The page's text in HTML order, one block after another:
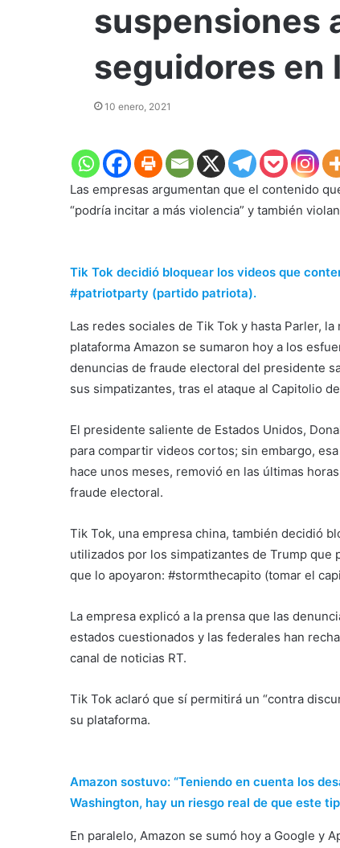
suspensiones
seguidores en
10 enero, 2021
Las empresas argumentan que el contenido
“podría incitar a más violencia” y también
Tik Tok decidió bloquear los videos que
#patriotparty (partido patriota).
Las redes sociales de Tik Tok y hasta Parler,
plataforma Amazon se sumaron hoy a los
denuncias de fraude electoral del presidente
sus simpatizantes, tras el ataque al Capitolio
El presidente saliente de Estados Unidos,
para compartir videos cortos; sin embargo,
hace unos meses, removió en las últimas
fraude electoral.
Tik Tok, una empresa china, también decidió
utilizados por los simpatizantes de Trump
que lo apoyaron: #stormthecapito (tomar el
La empresa explicó a la prensa que las
estados cuestionados y las federales han
canal de noticias RT.
Tik Tok aclaró que sí permitirá un “contra
su plataforma.
Amazon sostuvo: “Teniendo en cuenta los
Washington, hay un riesgo real de que este
En paralelo, Amazon se sumó hoy a Google y